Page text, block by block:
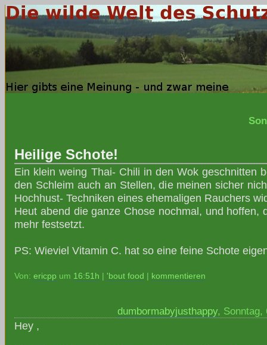
Heilige Schote!
Ein klein weing Thai- Chili in den Wok geschnitten
den Schleim auch an Stellen, die meinen sicher
Hochhust- Techniken eines ehemaligen Rauchers
Heut abend die ganze Chose nochmal, und hoffen,
mehr festsetzt.
PS: Wieviel Vitamin C. hat so eine feine Schote
Von: ericpp um 16:51h 'bout food kommentieren
dumbormabyjusthappy, Sonntag,
Hey ,